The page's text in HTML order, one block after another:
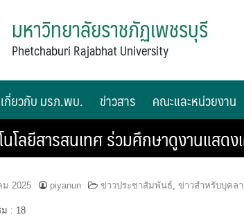
มหาวิทยาลัยราชภัฏเพชรบุรี
Phetchaburi Rajabhat University
เกี่ยวกับ มรภ.พบ. ข่าวสาร คณะและหน่วยงาน
โลยีสารสนเทศ ร่วมศึกษาดูงานแสด
2025 piyanun ข่าวประชาสัมพันธ์, ข่าวสำหรับบุคล
: 18